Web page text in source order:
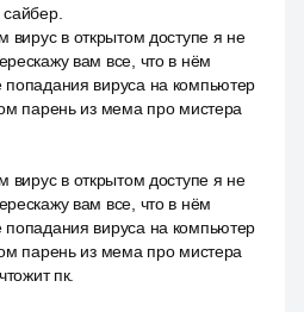
вирус в открытом доступе я не
вам все, что в нём
попадания вируса на компьютер
парень из мема про мистера
вирус в открытом доступе я не
вам все, что в нём
попадания вируса на компьютер
парень из мема про мистера
пк.